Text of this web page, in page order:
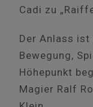
Cadi zu
Der Anlass
Bewegung,
Höhepunkt
Magier Ralf